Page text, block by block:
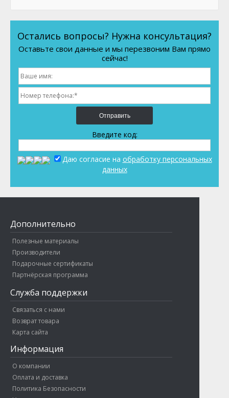
Остались вопросы? Нужна консультация?
Оставьте свои данные и мы перезвоним Вам прямо
сейчас!
Отправить
Введите код:
Даю согласие на обработку персональных
данных
Дополнительно
Полезные материалы
Производители
Подарочные сертификаты
Партнёрская программа
Служба поддержки
Связаться с нами
Возврат товара
Карта сайта
Информация
О компании
Оплата и доставка
Политика Безопасности